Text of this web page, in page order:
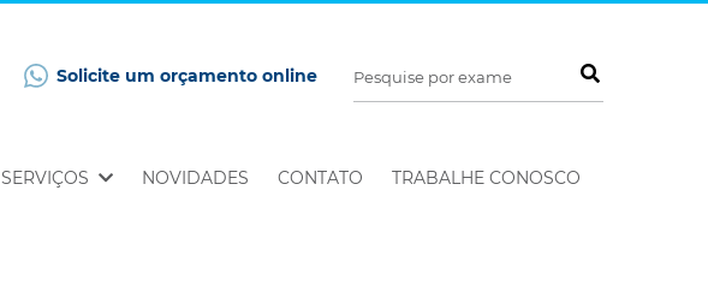
Solicite um orçamento online
SERVIÇOS NOVIDADES CONTATO TRABALHE CONOSCO